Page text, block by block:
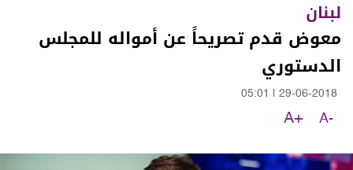
لبنان
معوض قدم تصريحاً عن أمواله للمجلس
الدستوري
29-06-2018
05:01
A-
A+